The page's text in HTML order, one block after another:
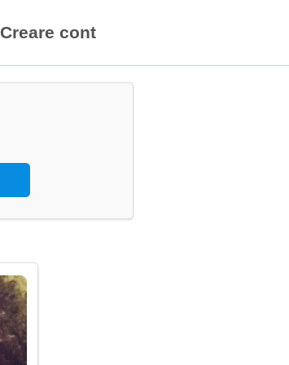
Creare cont